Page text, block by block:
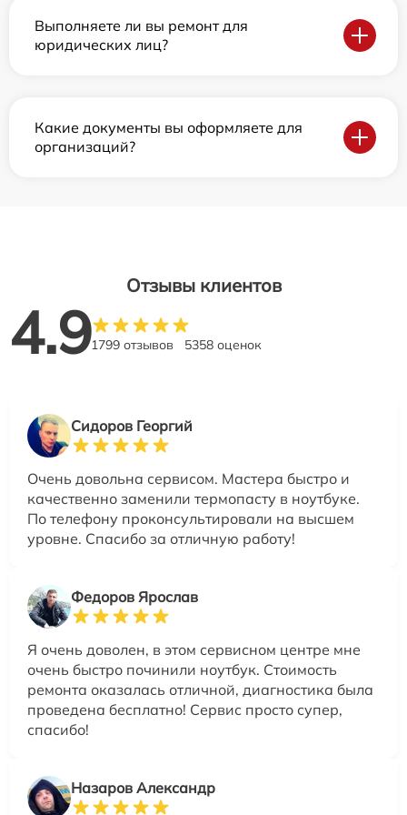
Выполняете ли вы ремонт для
юридических лиц?
Какие документы вы оформляете для
организаций?
Отзывы клиентов
4.91799 отзывов 5358 оценок
Сидоров Георгий
Очень довольна сервисом. Мастера быстро и
качественно заменили термопасту в ноутбуке.
По телефону проконсультировали на высшем
уровне. Спасибо за отличную работу!
Федоров Ярослав
Я очень доволен, в этом сервисном центре мне
очень быстро починили ноутбук. Стоимость
ремонта оказалась отличной, диагностика была
проведена бесплатно! Сервис просто супер,
спасибо!
Назаров Александр